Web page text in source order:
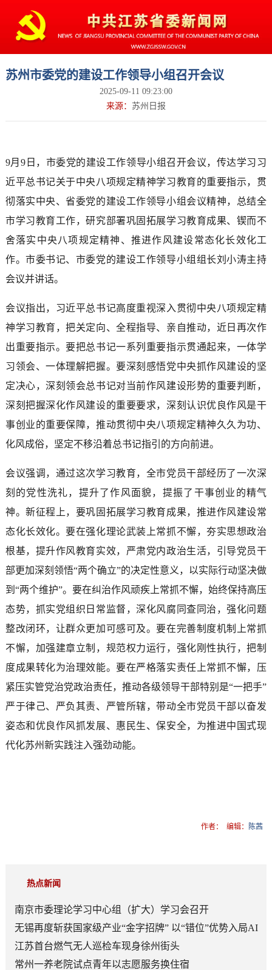
苏州市委党的建设工作领导小组召开会议
2025-09-11 09:23:00
来源： 苏州日报
9月9日，市委党的建设工作领导小组召开会议，传达学习习
近平总书记关于中央八项规定精神学习教育的重要指示，贯
彻落实中央、省委党的建设工作领导小组会议精神，总结全
市学习教育工作，研究部署巩固拓展学习教育成果、锲而不
舍落实中央八项规定精神、推进作风建设常态化长效化工
作。市委书记、市委党的建设工作领导小组组长刘小涛主持
会议并讲话。
会议指出，习近平总书记高度重视深入贯彻中央八项规定精
神学习教育，把关定向、全程指导、亲自推动，近日再次作
出重要指示。要把总书记一系列重要指示贯通起来，一体学
习领会、一体理解把握。要深刻感悟党中央抓作风建设的坚
定决心，深刻领会总书记对当前作风建设形势的重要判断，
深刻把握深化作风建设的重要要求，深刻认识优良作风是干
事创业的重要保障，推动贯彻中央八项规定精神久久为功、
化风成俗，坚定不移沿着总书记指引的方向前进。
会议强调，通过这次学习教育，全市党员干部经历了一次深
刻的党性洗礼，提升了作风面貌，提振了干事创业的精气
神。新征程上，要巩固拓展学习教育成果，推进作风建设常
态化长效化。要在强化理论武装上常抓不懈，夯实思想政治
根基，提升作风教育实效，严肃党内政治生活，引导党员干
部更加深刻领悟“两个确立”的决定性意义，以实际行动坚决做
到“两个维护”。要在纠治作风顽疾上常抓不懈，始终保持高压
态势，抓实党组织日常监督，深化风腐同查同治，强化问题
整改闭环，让群众更加可感可及。要在完善制度机制上常抓
不懈，加强建章立制，规范权力运行，强化刚性执行，把制
度成果转化为治理效能。要在严格落实责任上常抓不懈，压
紧压实管党治党政治责任，推动各级领导干部特别是“一把手”
严于律己、严负其责、严管所辖，带动全市党员干部以奋发
姿态和优良作风抓发展、惠民生、保安全，为推进中国式现
代化苏州新实践注入强劲动能。
作者： 编辑： 陈茜
热点新闻
南京市委理论学习中心组（扩大）学习会召开
无锡再度斩获国家级产业“金字招牌” 以“错位”优势入局AI
顶层赛道
江苏首台燃气无人巡检车现身徐州街头
常州一养老院试点青年以志愿服务换住宿